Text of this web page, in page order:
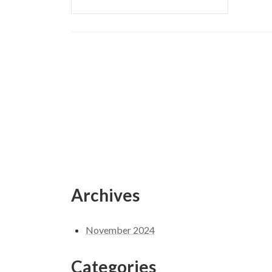
Archives
November 2024
Categories